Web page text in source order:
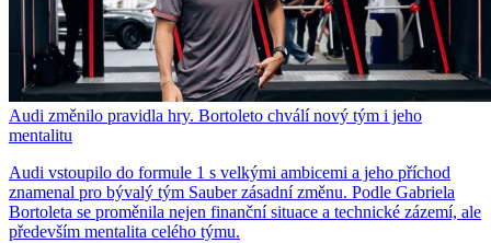
Audi změnilo pravidla hry. Bortoleto chválí nový tým i jeho
mentalitu
Audi vstoupilo do formule 1 s velkými ambicemi a jeho příchod
znamenal pro bývalý tým Sauber zásadní změnu. Podle Gabriela
Bortoleta se proměnila nejen finanční situace a technické zázemí, ale
především mentalita celého týmu.